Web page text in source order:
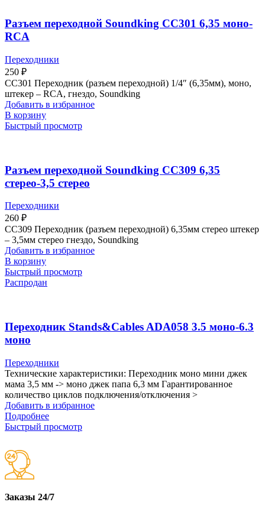
Разъем переходной Soundking CC301 6,35 моно-
RCA
Переходники
250 ₽
CC301 Переходник (разъем переходной) 1/4″ (6,35мм), моно,
штекер – RCA, гнездо, Soundking
Добавить в избранное
В корзину
Быстрый просмотр
Разъем переходной Soundking CC309 6,35
стерео-3,5 стерео
Переходники
260 ₽
CC309 Переходник (разъем переходной) 6,35мм стерео штекер
– 3,5мм стерео гнездо, Soundking
Добавить в избранное
В корзину
Быстрый просмотр
Распродан
Переходник Stands&Cables ADA058 3.5 моно-6.3
моно
Переходники
Технические характеристики: Переходник моно мини джек
мама 3,5 мм -> моно джек папа 6,3 мм Гарантированное
количество циклов подключения/отключения >
Добавить в избранное
Подробнее
Быстрый просмотр
Заказы 24/7